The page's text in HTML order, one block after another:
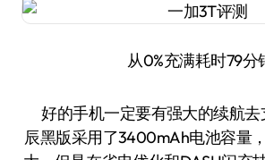
从0%充满耗时79分
好的手机一定要有强大的续航去
辰黑版采用了3400mAh电池容量